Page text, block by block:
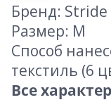
Бренд: Stride
Размер: M
Способ
текстиль (6
Все